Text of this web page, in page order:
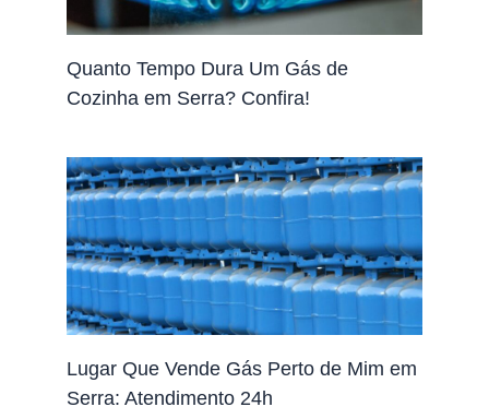
Quanto Tempo Dura Um Gás de
Cozinha em Serra? Confira!
Lugar Que Vende Gás Perto de Mim em
Serra: Atendimento 24h